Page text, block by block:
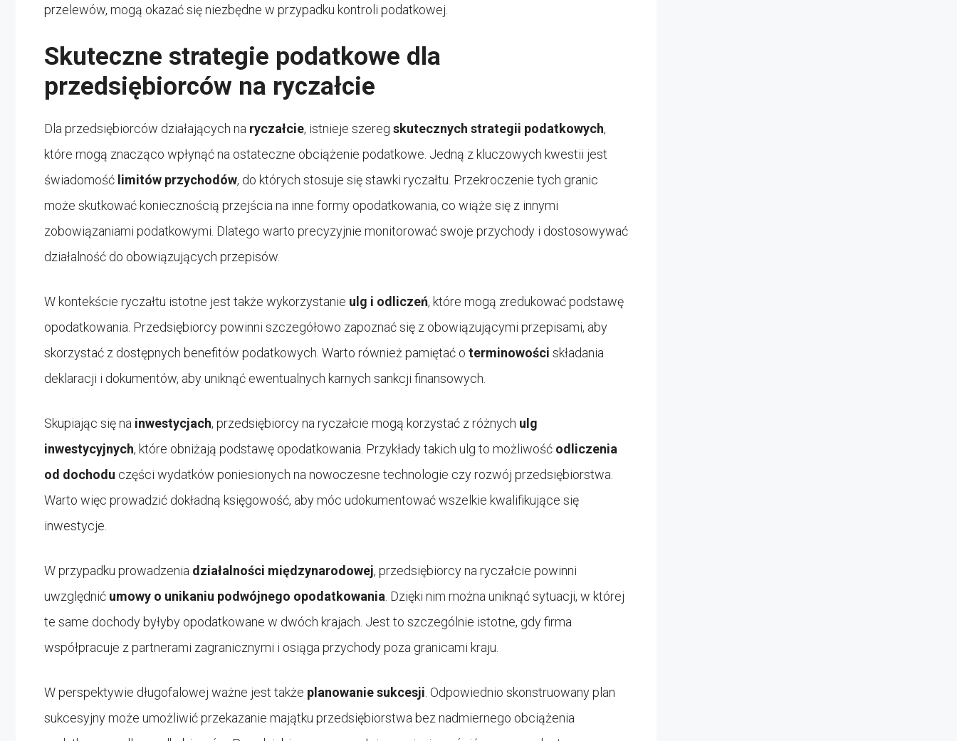
przelewów, mogą okazać się niezbędne w przypadku kontroli podatkowej.
Skuteczne strategie podatkowe dla
przedsiębiorców na ryczałcie
Dla przedsiębiorców działających na ryczałcie, istnieje szereg skutecznych strategii podatkowych,
które mogą znacząco wpłynąć na ostateczne obciążenie podatkowe. Jedną z kluczowych kwestii jest
świadomość limitów przychodów, do których stosuje się stawki ryczałtu. Przekroczenie tych granic
może skutkować koniecznością przejścia na inne formy opodatkowania, co wiąże się z innymi
zobowiązaniami podatkowymi. Dlatego warto precyzyjnie monitorować swoje przychody i dostosowywać
działalność do obowiązujących przepisów.
W kontekście ryczałtu istotne jest także wykorzystanie ulg i odliczeń, które mogą zredukować podstawę
opodatkowania. Przedsiębiorcy powinni szczegółowo zapoznać się z obowiązującymi przepisami, aby
skorzystać z dostępnych benefitów podatkowych. Warto również pamiętać o terminowości składania
deklaracji i dokumentów, aby uniknąć ewentualnych karnych sankcji finansowych.
Skupiając się na inwestycjach, przedsiębiorcy na ryczałcie mogą korzystać z różnych ulg
inwestycyjnych, które obniżają podstawę opodatkowania. Przykłady takich ulg to możliwość odliczenia
od dochodu części wydatków poniesionych na nowoczesne technologie czy rozwój przedsiębiorstwa.
Warto więc prowadzić dokładną księgowość, aby móc udokumentować wszelkie kwalifikujące się
inwestycje.
W przypadku prowadzenia działalności międzynarodowej, przedsiębiorcy na ryczałcie powinni
uwzględnić umowy o unikaniu podwójnego opodatkowania. Dzięki nim można uniknąć sytuacji, w której
te same dochody byłyby opodatkowane w dwóch krajach. Jest to szczególnie istotne, gdy firma
współpracuje z partnerami zagranicznymi i osiąga przychody poza granicami kraju.
W perspektywie długofalowej ważne jest także planowanie sukcesji. Odpowiednio skonstruowany plan
sukcesyjny może umożliwić przekazanie majątku przedsiębiorstwa bez nadmiernego obciążenia